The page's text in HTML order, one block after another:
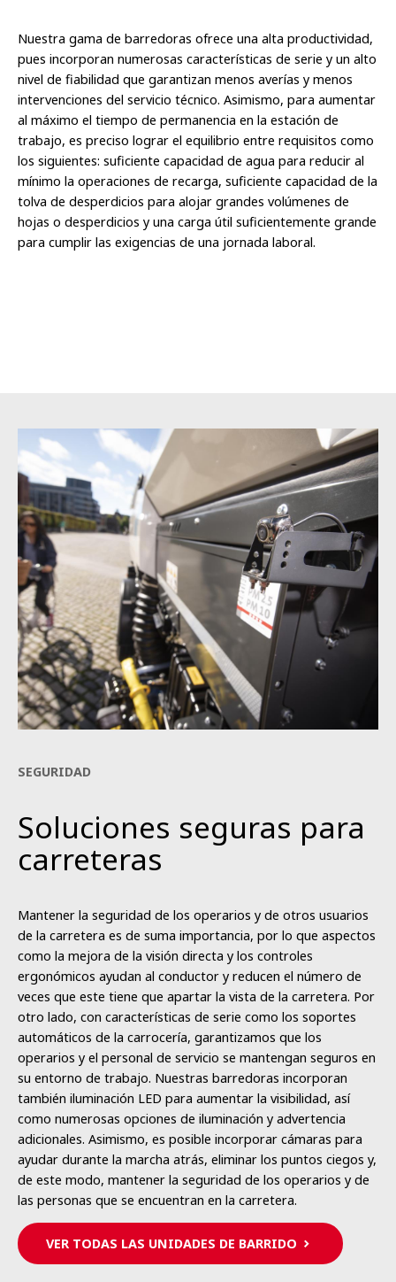
Nuestra gama de barredoras ofrece una alta productividad,
pues incorporan numerosas características de serie y un alto
nivel de fiabilidad que garantizan menos averías y menos
intervenciones del servicio técnico. Asimismo, para aumentar
al máximo el tiempo de permanencia en la estación de
trabajo, es preciso lograr el equilibrio entre requisitos como
los siguientes: suficiente capacidad de agua para reducir al
mínimo la operaciones de recarga, suficiente capacidad de la
tolva de desperdicios para alojar grandes volúmenes de
hojas o desperdicios y una carga útil suficientemente grande
para cumplir las exigencias de una jornada laboral.
SEGURIDAD
Soluciones seguras para
carreteras
Mantener la seguridad de los operarios y de otros usuarios
de la carretera es de suma importancia, por lo que aspectos
como la mejora de la visión directa y los controles
ergonómicos ayudan al conductor y reducen el número de
veces que este tiene que apartar la vista de la carretera. Por
otro lado, con características de serie como los soportes
automáticos de la carrocería, garantizamos que los
operarios y el personal de servicio se mantengan seguros en
su entorno de trabajo. Nuestras barredoras incorporan
también iluminación LED para aumentar la visibilidad, así
como numerosas opciones de iluminación y advertencia
adicionales. Asimismo, es posible incorporar cámaras para
ayudar durante la marcha atrás, eliminar los puntos ciegos y,
de este modo, mantener la seguridad de los operarios y de
las personas que se encuentran en la carretera.
VER TODAS LAS UNIDADES DE BARRIDO